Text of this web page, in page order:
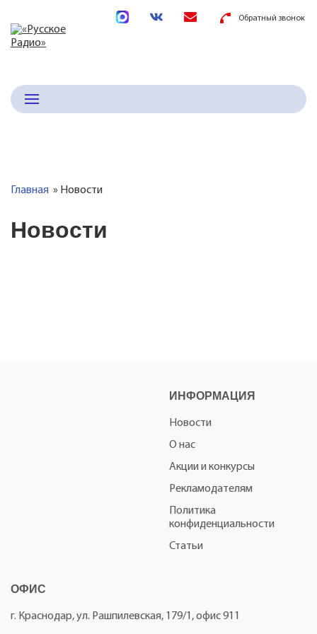
Обратный звонок
Главная Новости
Новости
ИНФОРМАЦИЯ
Новости
О нас
Акции и конкурсы
Рекламодателям
Политика
конфиденциальности
Статьи
ОФИС
г. Краснодар, ул. Рашпилевская, 179/1, офис 911